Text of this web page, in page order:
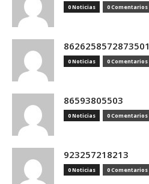
0 Noticias 0 Comentarios
8626258572873501
0 Noticias 0 Comentarios
86593805503
0 Noticias 0 Comentarios
923257218213
0 Noticias 0 Comentarios